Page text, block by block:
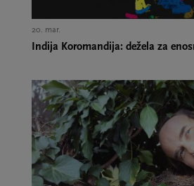
20. mar.
Indija Koromandija: dežela za